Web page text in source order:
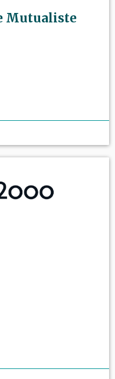
Mutualiste